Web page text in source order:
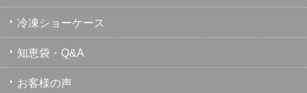
冷凍ショーケース
知恵袋・Q&A
お客様の声